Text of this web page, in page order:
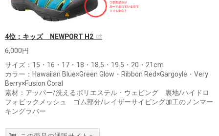
4位：キッズ NEWPORT H2
6,000円
サイズ：15・16・17・18・18.5・19.5・20・21cm
カラー：Hawaiian Blue×Green Glow・Ribbon Red×Gargoyle・Very
Berry×Fusion Coral
素材：アッパー/洗えるポリエステル・ウェビング 裏地/ハイドロ
フォビックメッシュ ゴム部分/レイザーサイピング加工のノンマー
キングラバー